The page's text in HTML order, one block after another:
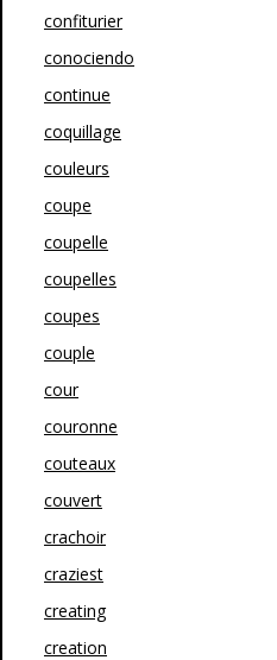
confiturier
conociendo
continue
coquillage
couleurs
coupe
coupelle
coupelles
coupes
couple
cour
couronne
couteaux
couvert
crachoir
craziest
creating
creation